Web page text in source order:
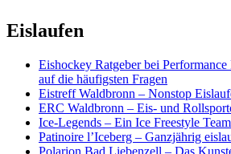
Eislaufen
Eishockey Ratgeber bei
auf die häufigsten Fragen
Eistreff Waldbronn – Nonstop
ERC Waldbronn – Eis- und
Ice-Legends – Ein Ice Freestyle
Patinoire l’Iceberg – Ganzjährig
Polarion Bad Liebenzell – Das